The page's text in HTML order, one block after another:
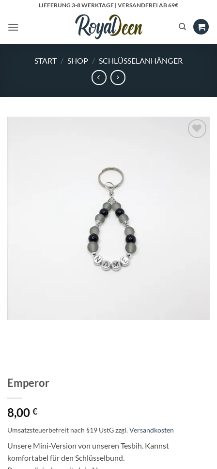
springen
LIEFERUNG 3-8 WERKTAGE | VERSANDFREI AB 69€
START / SHOP / SCHLÜSSELANHÄNGER
Emperor
8,00 €
Umsatzsteuerbefreit nach §19 UstGzzgl.Versandkosten
Unsere Mini-Version von unseren Tesbih. Kannst
komfortabel für den Schlüsselbund.